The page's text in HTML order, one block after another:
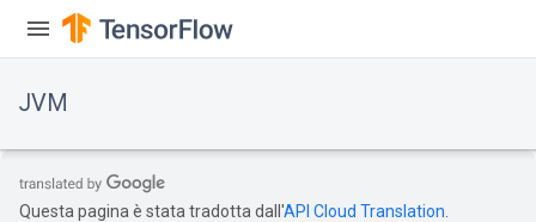
JVM
Questa pagina è stata tradotta dall'API Cloud Translation